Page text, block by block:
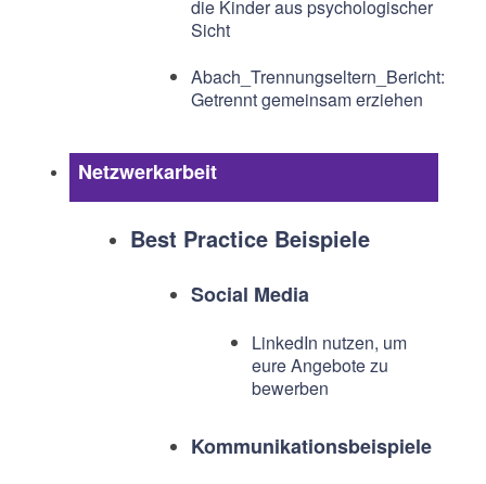
die Kinder aus psychologischer
Sicht
Abach_Trennungseltern_Bericht:
Getrennt gemeinsam erziehen
Netzwerkarbeit
Best Practice Beispiele
Social Media
LinkedIn nutzen, um
eure Angebote zu
bewerben
Kommunikationsbeispiele